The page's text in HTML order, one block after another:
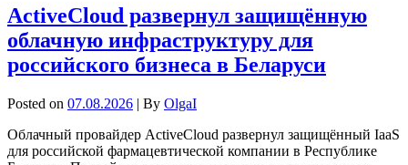
ActiveCloud развернул защищённую
облачную инфраструктуру для
российского бизнеса в Беларуси
Posted on 07.08.2026 | By OlgaI
Облачный провайдер ActiveCloud развернул защищённый IaaS
для российской фармацевтической компании в Республике